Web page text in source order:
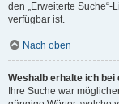
den „Erweiterte
verfügbar ist.
Nach oben
Weshalb erhalte ich
Ihre Suche war